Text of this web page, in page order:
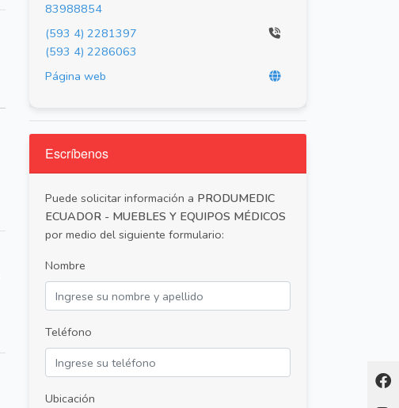
83988854
(593 4) 2281397
(593 4) 2286063
Página web
Escríbenos
Puede solicitar información a PRODUMEDIC
ECUADOR - MUEBLES Y EQUIPOS MÉDICOS
por medio del siguiente formulario:
Nombre
Teléfono
Ubicación